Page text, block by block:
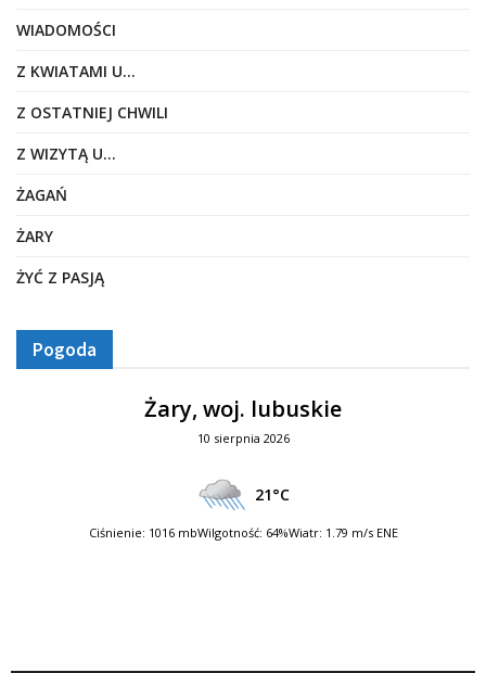
WIADOMOŚCI
Z KWIATAMI U…
Z OSTATNIEJ CHWILI
Z WIZYTĄ U…
ŻAGAŃ
ŻARY
ŻYĆ Z PASJĄ
Pogoda
Żary, woj. lubuskie
10 sierpnia 2026
21°C
Ciśnienie: 1016 mbWilgotność: 64%Wiatr: 1.79 m/s ENE